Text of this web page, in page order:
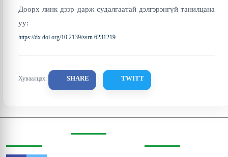
Доорх линк дээр дарж судалгаатай дэлгэрэнгүй танилцана
уу:
https://dx.doi.org/10.2139/ssrn.6231219
Хуваалцах: SHARE TWITT